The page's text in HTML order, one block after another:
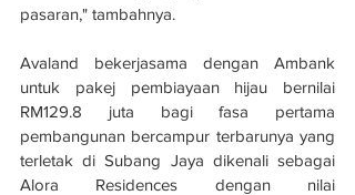
pasaran," tambahnya.
Avaland bekerjasama dengan Ambank
untuk pakej pembiayaan hijau bernilai
RM129.8 juta bagi fasa pertama
pembangunan bercampur terbarunya yang
terletak di Subang Jaya dikenali sebagai
Alora Residences dengan nilai